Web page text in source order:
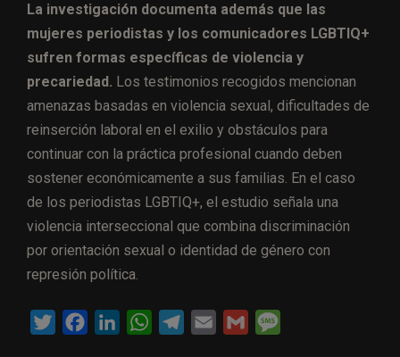
La investigación documenta además que las
mujeres periodistas y los comunicadores LGBTIQ+
sufren formas específicas de violencia y
precariedad. Los testimonios recogidos mencionan
amenazas basadas en violencia sexual, dificultades de
reinserción laboral en el exilio y obstáculos para
continuar con la práctica profesional cuando deben
sostener económicamente a sus familias. En el caso
de los periodistas LGBTIQ+, el estudio señala una
violencia interseccional que combina discriminación
por orientación sexual o identidad de género con
represión política.
W